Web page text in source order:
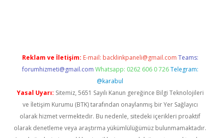
Reklam ve İletişim: E-mail: backlinkpaneli@gmail.com Teams:
forumhizmeti@gmail.com Whatsapp: 0262 606 0 726 Telegram:
@karabul
Yasal Uyarı: Sitemiz, 5651 Sayılı Kanun gereğince Bilgi Teknolojileri
ve İletişim Kurumu (BTK) tarafından onaylanmış bir Yer Sağlayıcı
olarak hizmet vermektedir. Bu nedenle, sitedeki içerikleri proaktif
olarak denetleme veya araştırma yükümlülüğümüz bulunmamaktadır.